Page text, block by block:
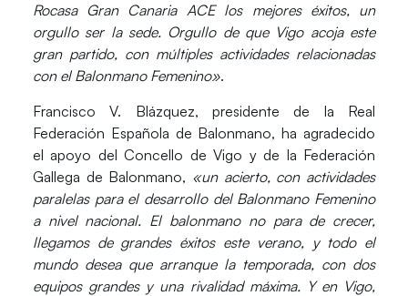
Rocasa Gran Canaria ACE los mejores éxitos, un
orgullo ser la sede. Orgullo de que Vigo acoja este
gran partido, con múltiples actividades relacionadas
con el Balonmano Femenino».
Francisco V. Blázquez, presidente de la Real
Federación Española de Balonmano, ha agradecido
el apoyo del Concello de Vigo y de la Federación
Gallega de Balonmano, «un acierto, con actividades
paralelas para el desarrollo del Balonmano Femenino
a nivel nacional. El balonmano no para de crecer,
llegamos de grandes éxitos este verano, y todo el
mundo desea que arranque la temporada, con dos
equipos grandes y una rivalidad máxima. Y en Vigo,